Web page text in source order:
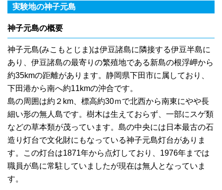
実験地の神子元島
神子元島の概要
神子元島(みこもとじま)は伊豆諸島に隣接する伊豆半島に
あり、伊豆諸島の最寄りの繁殖地である新島の根浮岬から
約35kmの距離があります。静岡県下田市に属しており、
下田港から南へ約11kmの沖合です。
島の周囲は約２km、標高約30ｍで北西から南東にやや長
細い形の無人島です。樹木は生えておらず、一部にスゲ類
などの草本類が茂っています。島の中央には日本最古の石
造り灯台で文化財にもなっている神子元島灯台がありま
す。この灯台は1871年から点灯しており、1976年までは
職員が島に常駐していましたが現在は無人となっていま
す。